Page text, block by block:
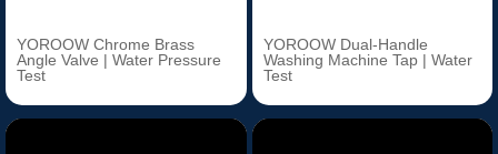
YOROOW Chrome Brass
Angle Valve | Water Pressure
Test
YOROOW Dual-Handle
Washing Machine Tap | Water
Test